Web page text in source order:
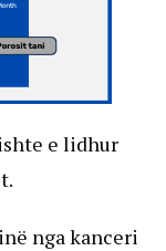
e lidhur
nga kanceri